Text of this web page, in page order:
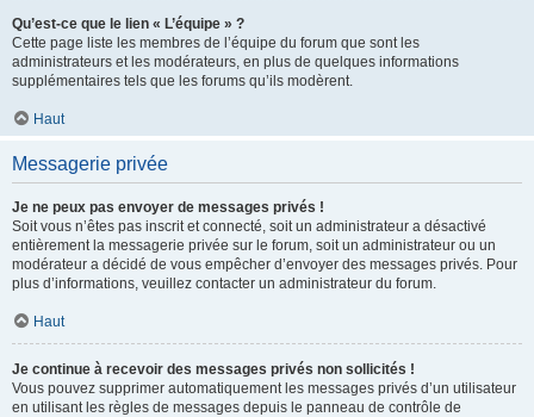
Qu’est-ce que le lien « L’équipe » ?
Cette page liste les membres de l’équipe du forum que sont les
administrateurs et les modérateurs, en plus de quelques informations
supplémentaires tels que les forums qu’ils modèrent.
Haut
Messagerie privée
Je ne peux pas envoyer de messages privés !
Soit vous n’êtes pas inscrit et connecté, soit un administrateur a désactivé
entièrement la messagerie privée sur le forum, soit un administrateur ou un
modérateur a décidé de vous empêcher d’envoyer des messages privés. Pour
plus d’informations, veuillez contacter un administrateur du forum.
Haut
Je continue à recevoir des messages privés non sollicités !
Vous pouvez supprimer automatiquement les messages privés d’un utilisateur
en utilisant les règles de messages depuis le panneau de contrôle de